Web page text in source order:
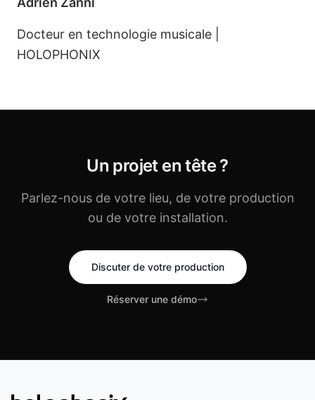
Docteur en technologie musicale |
HOLOPHONIX
Un projet en tête ?
Parlez-nous de votre lieu, de votre production
ou de votre installation.
Discuter de votre production
Réserver une démo